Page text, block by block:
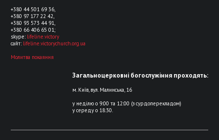
+380 44 501 69 36,
+380 97 177 22 42,
+380 93 573 44 91,
+380 66 406 65 01;
skype: lifeline.victory
сайт: lifeline.victorychurch.org.ua
Молитва покаяння
Загальноцерковні богослужіння проходять:
м. Київ, вул. Малинська, 16
у неділю о 9:00 та 12:00 (з сурдоперекладом)
у середу о 18:30.